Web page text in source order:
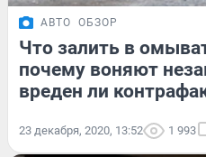
АВТО ОБЗОР
Что залить в
почему воняют
вреден ли
23 декабря, 2020, 13:52 1 993